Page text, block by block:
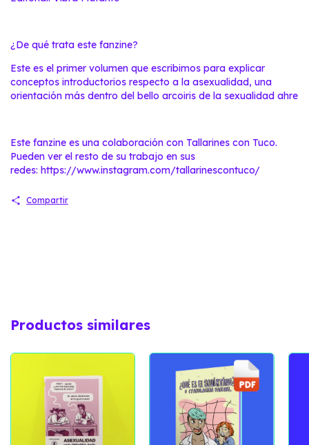
¿De qué trata este fanzine?
Este es el primer volumen que escribimos para explicar
conceptos introductorios respecto a la asexualidad, una
orientación más dentro del bello arcoiris de la sexualidad ahre
Este fanzine es una colaboración con Tallarines con Tuco.
Pueden ver el resto de su trabajo en sus
redes: https://www.instagram.com/tallarinescontuco/
Compartir
Productos similares